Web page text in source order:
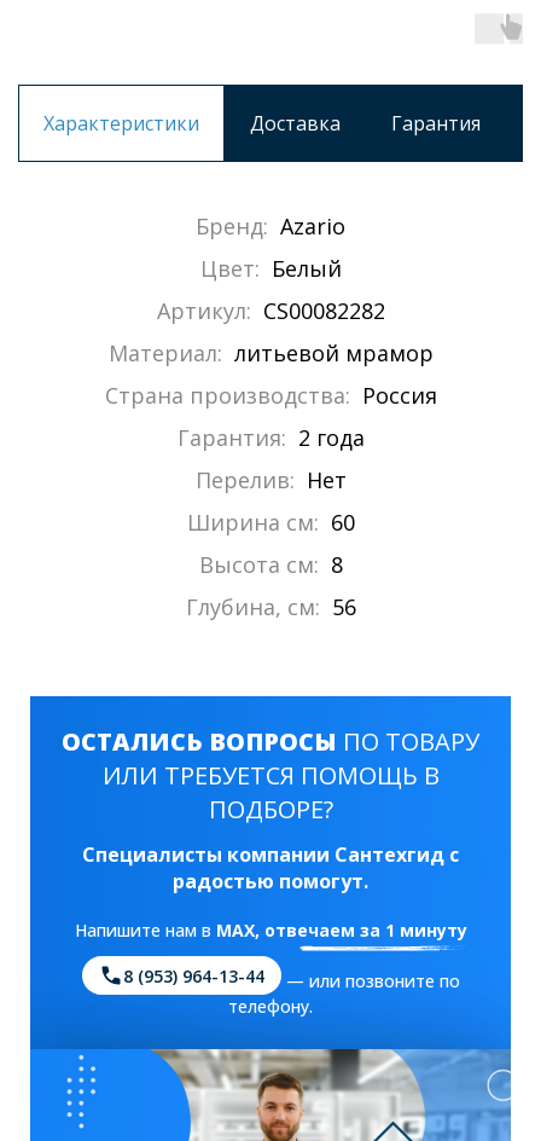
Характеристики Доставка Гарантия
Бренд: Azario
Цвет: Белый
Артикул: CS00082282
Материал: литьевой мрамор
Страна производства: Россия
Гарантия: 2 года
Перелив: Нет
Ширина см: 60
Высота см: 8
Глубина, см: 56
ОСТАЛИСЬ ВОПРОСЫ ПО ТОВАРУ
ИЛИ ТРЕБУЕТСЯ ПОМОЩЬ В
ПОДБОРЕ?
Специалисты компании Сантехгид с
радостью помогут.
Напишите нам в MAX, отвечаем за 1 минуту
8 (953) 964-13-44
— или позвоните по
телефону.